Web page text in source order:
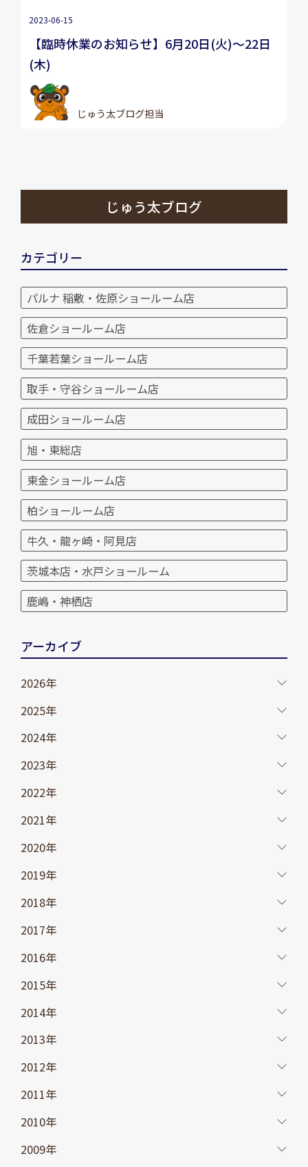
2023-06-15
【臨時休業のお知らせ】6月20日(火)～22日
(木)
じゅう太ブログ担当
じゅう太ブログ
カテゴリー
パルナ 稲敷・佐原ショールーム店
佐倉ショールーム店
千葉若葉ショールーム店
取手・守谷ショールーム店
成田ショールーム店
旭・東総店
東金ショールーム店
柏ショールーム店
牛久・龍ヶ崎・阿見店
茨城本店・水戸ショールーム
鹿嶋・神栖店
アーカイブ
2026年
2025年
2024年
2023年
2022年
2021年
2020年
2019年
2018年
2017年
2016年
2015年
2014年
2013年
2012年
2011年
2010年
2009年